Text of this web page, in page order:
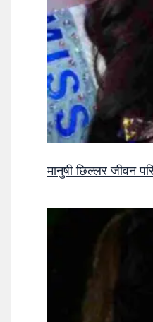
मानुषी छिल्लर